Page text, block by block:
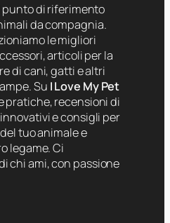
punto di riferimento
da compagnia.
le migliori
articoli per la
di cani, gatti e altri
Su I Love My Pet
pratiche, recensioni di
e consigli per
tuo animale e
legame. Ci
chi ami, con passione